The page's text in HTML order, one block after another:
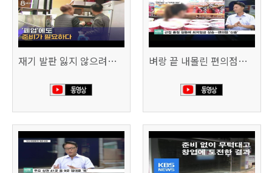
재기 발판 잃지 않으려면…'폐업'에도 준비가 필요하다 (SBS 8시 뉴스) 벼랑 끝 내몰린 편의점…“희망폐업 요구” vs “위약금 정당” (SBS CNBC)